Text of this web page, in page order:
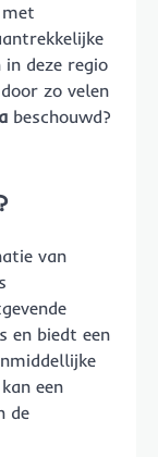
met
deze regio
zo velen
beschouwd?
van
en biedt een
een
de